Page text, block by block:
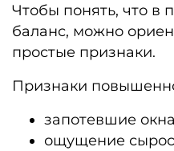
Чтобы понять, что
баланс, можно
простые признаки.
Признаки
запотевшие
ощущение